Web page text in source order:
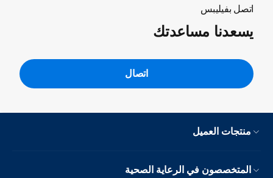
اتصل بفيليبس
يسعدنا مساعدتك
اتصال
منتجات العميل
المتخصصون في الرعاية الصحية